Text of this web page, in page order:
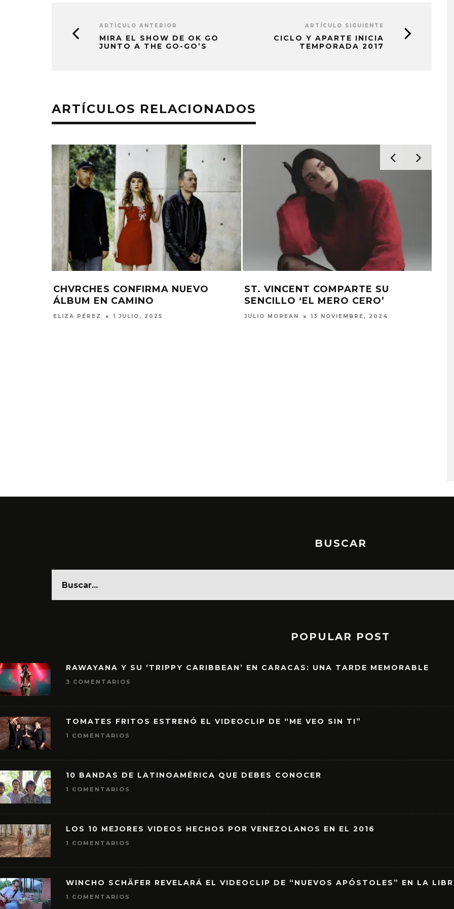
ARTÍCULO ANTERIOR
MIRA EL SHOW DE OK GO
JUNTO A THE GO-GO’S
ARTÍCULO SIGUIENTE
CICLO Y APARTE INICIA
TEMPORADA 2017
ARTÍCULOS RELACIONADOS
CHVRCHES CONFIRMA NUEVO
ÁLBUM EN CAMINO
ELIZA PÉREZ 1 JULIO, 2025
ST. VINCENT COMPARTE SU
SENCILLO ‘EL MERO CERO’
JULIO MOREAN 13 NOVIEMBRE, 2024
BUSCAR
POPULAR POST
RAWAYANA Y SU ‘TRIPPY CARIBBEAN’ EN CARACAS: UNA TARDE MEMORABLE
3 COMENTARIOS
TOMATES FRITOS ESTRENÓ EL VIDEOCLIP DE “ME VEO SIN TI”
1 COMENTARIOS
10 BANDAS DE LATINOAMÉRICA QUE DEBES CONOCER
1 COMENTARIOS
LOS 10 MEJORES VIDEOS HECHOS POR VENEZOLANOS EN EL 2016
1 COMENTARIOS
WINCHO SCHÄFER REVELARÁ EL VIDEOCLIP DE “NUEVOS APÓSTOLES” EN LA
1 COMENTARIOS